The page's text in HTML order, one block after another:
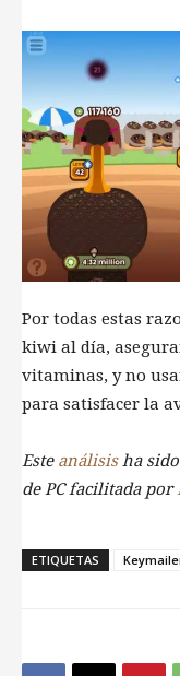
Por todas estas
kiwi al día,
vitaminas, y no
para satisfacer la
Este análisisha sido
de PC facilitada por
ETIQUETAS